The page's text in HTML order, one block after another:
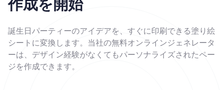
作成を開始
誕生日パーティーのアイデアを、すぐに印刷できる塗り絵
シートに変換します。当社の無料オンラインジェネレータ
ーは、デザイン経験がなくてもパーソナライズされたペー
ジを作成できます。